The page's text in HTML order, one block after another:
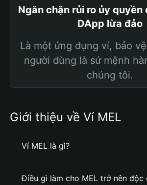
Ngăn chặn rủi ro ủy quyền
DApp lừa đảo
Là một ứng dụng ví, bảo
người dùng là sứ mệnh
chúng tôi.
Giới thiệu về Ví MEL
Ví MEL là gì?
Điều gì làm cho MEL trở nên độc